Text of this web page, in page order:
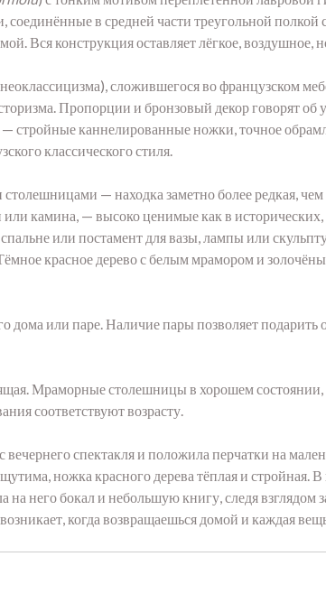
соединённые в средней части треугольной
Вся конструкция оставляет лёгкое, воздушное,
сложившегося во французском
Пропорции и бронзовый декор говорят
стройные каннелированные ножки, точное
классического стиля.
— находка заметно более редкая, чем
камина, — высоко ценимые как в
или постамент для вазы, лампы или
красное дерево с белым мрамором и
или паре. Наличие пары позволяет подарить
Мраморные столешницы в хорошем
соответствуют возрасту.
вечернего спектакля и положила перчатки на
ножка красного дерева тёплая и стройная.
на него бокал и небольшую книгу, следя
когда возвращаешься домой и каждая